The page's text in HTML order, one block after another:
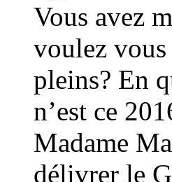
Vous avez
voulez vous
pleins? En
n’est ce
Madame
délivrer le